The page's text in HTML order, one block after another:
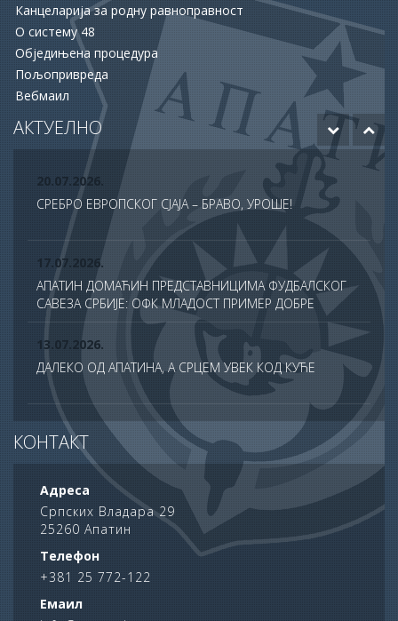
Канцеларија за родну равноправност
О систему 48
Обједињена процедура
Пољопривреда
Вебмаил
АКТУЕЛНО
15.06.2026.
ХУМАНОСТ КОЈА СПАШАВА ЖИВОТЕ: УПРИЛИЧЕН
ПРИЈЕМ ЗА ДОБРОВОЉНЕ ДАВАОЦЕ КРВИ
12.06.2026.
ОДОБРЕНО ЈОШ 20 МИЛИОНА ДИНАРА ЗА НАСТАВАК
РАДОВА НА БУДУЋЕМ МУЗЕЈУ АПАТИНА
20.07.2026.
СРЕБРО ЕВРОПСКОГ СЈАЈА – БРАВО, УРОШЕ!
17.07.2026.
АПАТИН ДОМАЋИН ПРЕДСТАВНИЦИМА ФУДБАЛСКОГ
САВЕЗА СРБИЈЕ: ОФК МЛАДОСТ ПРИМЕР ДОБРЕ
ПРАКСЕ У ТДС ПРОГРАМУ
13.07.2026.
ДАЛЕКО ОД АПАТИНА, А СРЦЕМ УВЕК КОД КУЋЕ
13.07.2026.
СВЕЧАНО ОБЕЛЕЖЕНА ХРАМОВНА СЛАВА ХРАМА
САБОРА СВЕТИХ АПОСТОЛА У АПАТИНУ
10.07.2026.
ПОНОС АПАТИНА: НА ДАН НАУКЕ НАГРАЂЕНИ
НАЈУСПЕШНИЈИ УЧЕНИЦИ ОПШТИНЕ
62. АПАТИНСКЕ РИБАРСКЕ ВЕЧЕРИ ОПРАВДАЛЕ
КОНТАКТ
Адреса
Српских Владара 29
25260 Апатин
Телефон
+381 25 772-122
Емаил